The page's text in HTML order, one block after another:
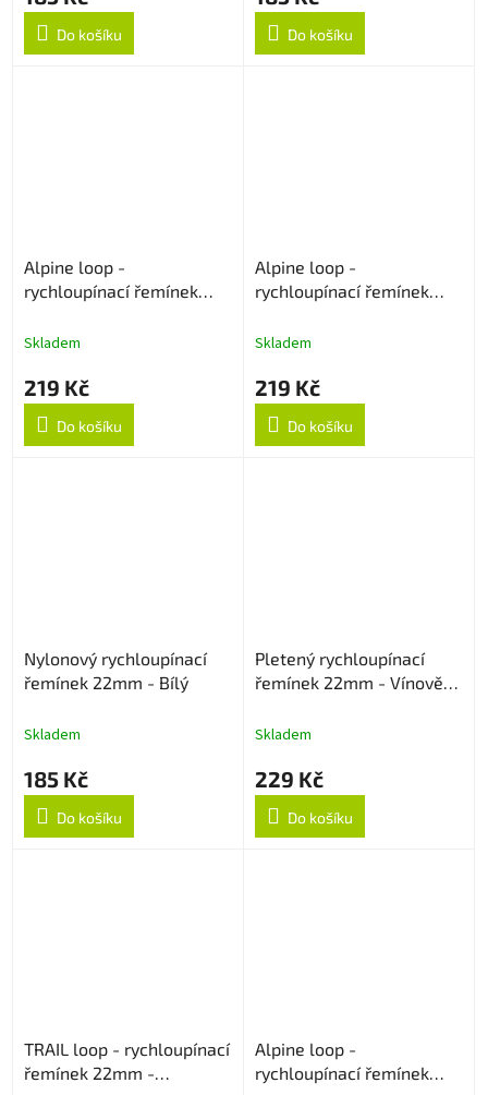
Do košíku Do košíku
Alpine loop -
rychloupínací řemínek
Skladem
219 Kč
Do košíku
Alpine loop -
rychloupínací řemínek
Skladem
219 Kč
Do košíku
Nylonový rychloupínací
řemínek 22mm - Bílý
Skladem
185 Kč
Do košíku
Pletený rychloupínací
řemínek 22mm - Vínově
Skladem
229 Kč
Do košíku
TRAIL loop - rychloupínací
řemínek 22mm -
Alpine loop -
rychloupínací řemínek